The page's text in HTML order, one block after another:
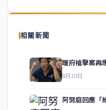
相關新聞
暖府槍擊案再
8月10日
阿努庭回應「
泰國中文新聞（TCN）是一家
供即時、客觀、多元的中文新聞